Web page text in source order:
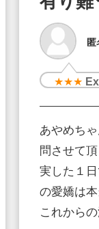
★★★
あやめち
問させて
実した１
の愛嬌は
これから